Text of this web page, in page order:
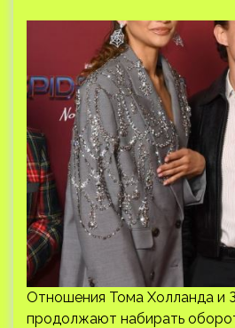
Отношения Тома Холланда и
продолжают набирать